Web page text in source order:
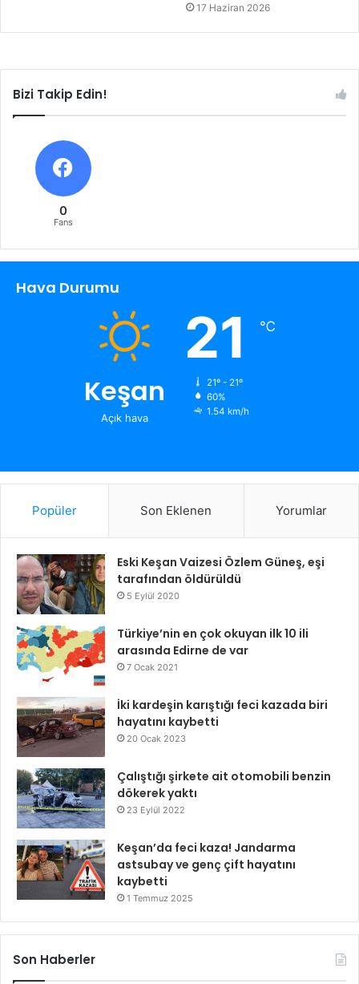
17 Haziran 2026
Bizi Takip Edin!
0
Fans
Hava Durumu
Keşan
Açık hava
21 ℃
21º - 21º
60%
1.54 km/h
Popüler Son Eklenen Yorumlar
Eski Keşan Vaizesi Özlem Güneş, eşi
tarafından öldürüldü
5 Eylül 2020
Türkiye’nin en çok okuyan ilk 10 ili
arasında Edirne de var
7 Ocak 2021
İki kardeşin karıştığı feci kazada biri
hayatını kaybetti
20 Ocak 2023
Çalıştığı şirkete ait otomobili benzin
dökerek yaktı
23 Eylül 2022
Keşan’da feci kaza! Jandarma
astsubay ve genç çift hayatını
kaybetti
1 Temmuz 2025
Son Haberler